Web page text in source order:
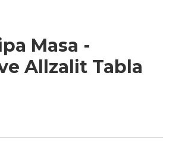
Masa -
Allzalit Tabla